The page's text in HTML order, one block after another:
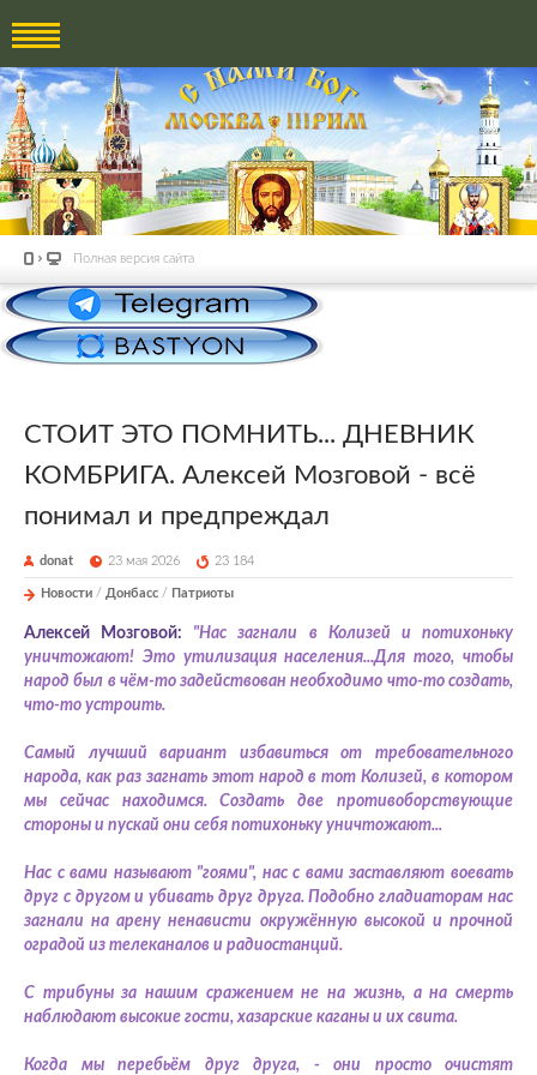
Полная версия сайта
СТОИТ ЭТО ПОМНИТЬ... ДНЕВНИК
КОМБРИГА. Алексей Мозговой - всё
понимал и предпреждал
donat 23 мая 2026 23 184
Новости / Донбасс / Патриоты
Алексей Мозговой: "Нас загнали в Колизей и потихоньку
уничтожают! Это утилизация населения...Для того, чтобы
народ был в чём-то задействован необходимо что-то создать,
что-то устроить.
Самый лучший вариант избавиться от требовательного
народа, как раз загнать этот народ в тот Колизей, в котором
мы сейчас находимся. Создать две противоборствующие
стороны и пускай они себя потихоньку уничтожают...
Нас с вами называют "гоями", нас с вами заставляют воевать
друг с другом и убивать друг друга. Подобно гладиаторам нас
загнали на арену ненависти окружённую высокой и прочной
оградой из телеканалов и радиостанций.
С трибуны за нашим сражением не на жизнь, а на смерть
наблюдают высокие гости, хазарские каганы и их свита.
Когда мы перебьём друг друга, - они просто очистят